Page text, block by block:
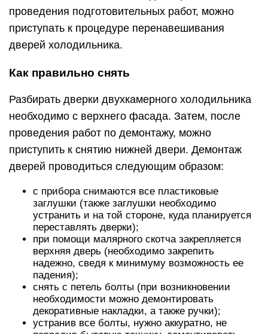
проведения подготовительных работ, можно
приступать к процедуре перенавешивания
дверей холодильника.
Как правильно снять
Разбирать дверки двухкамерного холодильника
необходимо с верхнего фасада. Затем, после
проведения работ по демонтажу, можно
приступить к снятию нижней двери. Демонтаж
дверей проводиться следующим образом:
с прибора снимаются все пластиковые
заглушки (также заглушки необходимо
устранить и на той стороне, куда планируется
переставлять дверки);
при помощи малярного скотча закрепляется
верхняя дверь (необходимо закрепить
надежно, сведя к минимуму возможность ее
падения);
снять с петель болты (при возникновении
необходимости можно демонтировать
декоративные накладки, а также ручки);
устранив все болты, нужно аккуратно, не